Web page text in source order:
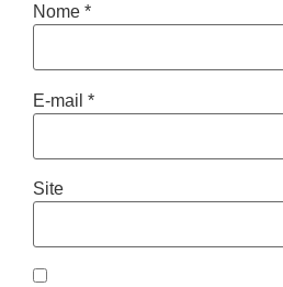
Nome *
E-mail *
Site